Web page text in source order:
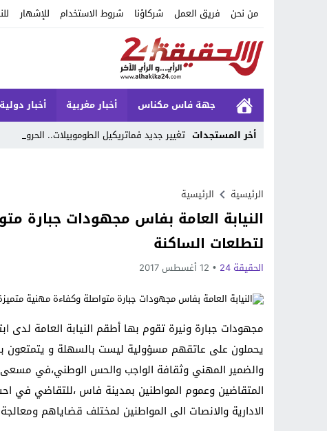
من نحن فريق العمل شركاؤنا شروط الاستخدام للإشهار
جهة فاس مكناس أخبار مغربية أخبار دولية
أخر المستجدات تغيير جديد فماتريكيل الطوموبيلات.. الحروف ال_
Previous
Next
الرئيسية الرئيسية
النيابة العامة بفاس مجهودات جبارة
لتطلعات الساكنة
الحقيقة 24 12 أغسطس 2017
مجهودات جبارة ونيرة تقوم بها أطقم النيابة العامة لدى
يحملون على عاتقهم مسؤولية ليست بالسهلة و يتمتعون
والضمير المهني وثقافة الواجب والحس الوطني،في
المتقاضين وعموم المواطنين بمدينة فاس ،للتقاضي
الادارية والانصات الى المواطنين لمختلف قضاياهم